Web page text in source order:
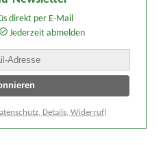
direkt per E-Mail
Jederzeit abmelden
Details, Widerruf)